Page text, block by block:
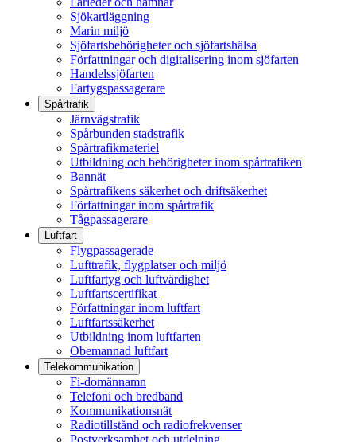
Sjökartläggning
Marin miljö
Sjöfartsbehörigheter och sjöfartshälsa
Författningar och digitalisering inom sjöfarten
Handelssjöfarten
Fartygspassagerare
Spårtrafik
Järnvägstrafik
Spårbunden stadstrafik
Spårtrafikmateriel
Utbildning och behörigheter inom spårtrafiken
Bannät
Spårtrafikens säkerhet och driftsäkerhet
Författningar inom spårtrafik
Tågpassagerare
Luftfart
Flygpassagerade
Lufttrafik, flygplatser och miljö
Luftfartyg och luftvärdighet
Luftfartscertifikat
Författningar inom luftfart
Luftfartssäkerhet
Utbildning inom luftfarten
Obemannad luftfart
Telekommunikation
Fi-domännamn
Telefoni och bredband
Kommunikationsnät
Radiotillstånd och radiofrekvenser
Postverksamhet och utdelning